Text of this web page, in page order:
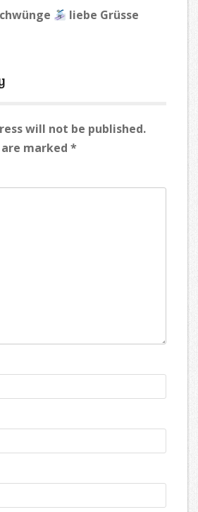
liebe Grüsse
will not be published.
marked *